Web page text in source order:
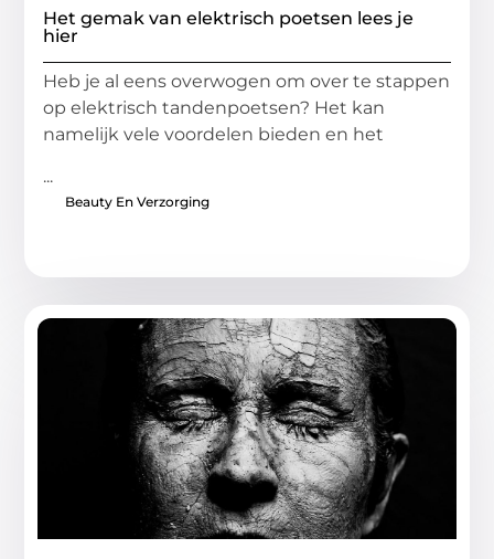
Het gemak van elektrisch poetsen lees je
hier
Heb je al eens overwogen om over te stappen
op elektrisch tandenpoetsen? Het kan
namelijk vele voordelen bieden en het
...
Beauty En Verzorging